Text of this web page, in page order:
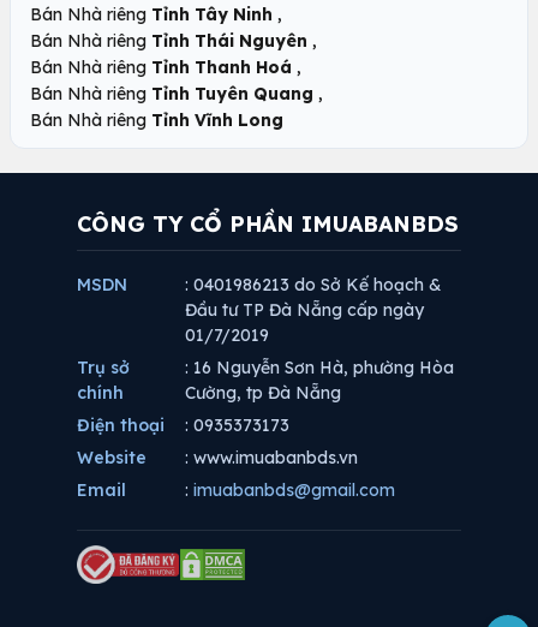
Bán Nhà riêng Tỉnh Tây Ninh ,
Bán Nhà riêng Tỉnh Thái Nguyên ,
Bán Nhà riêng Tỉnh Thanh Hoá ,
Bán Nhà riêng Tỉnh Tuyên Quang ,
Bán Nhà riêng Tỉnh Vĩnh Long
CÔNG TY CỔ PHẦN IMUABANBDS
MSDN
: 0401986213 do Sở Kế hoạch &
Đầu tư TP Đà Nẵng cấp ngày
01/7/2019
Trụ sở
chính
: 16 Nguyễn Sơn Hà, phường Hòa
Cường, tp Đà Nẵng
Điện thoại
: 0935373173
Website
: www.imuabanbds.vn
Email
: imuabanbds@gmail.com